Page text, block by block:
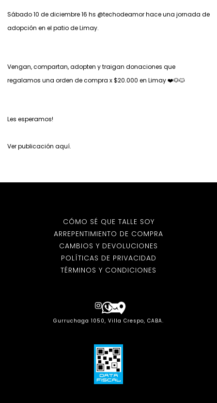
Sábado 10 de diciembre 16 hs @techodeamor hace una jornada de
adopción en el patio de Limay.
Vengan, compartan, adopten y traigan donaciones que
regalamos una orden de compra x $20.000 en Limay ❤️🐶🐱
Les esperamos!
Ver publicación aquí.
CÓMO SÉ QUE TALLE SOY
ARREPENTIMIENTO DE COMPRA
CAMBIOS Y DEVOLUCIONES
POLÍTICAS DE PRIVACIDAD
TÉRMINOS Y CONDICIONES
Gurruchaga 1050, Villa Crespo, CABA.